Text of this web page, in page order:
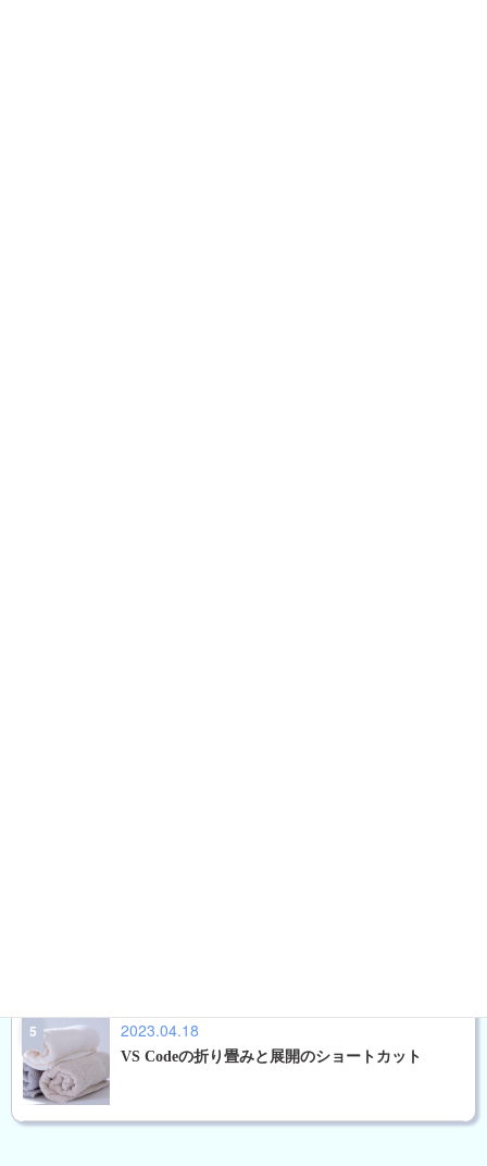
2023.04.18
VS Codeの折り畳みと展開のショートカット